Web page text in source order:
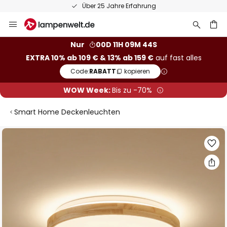
Über 25 Jahre Erfahrung
Inhalt
Nur
00D 11H 09M 44S
EXTRA 10% ab 109 € & 13% ab 159 €auf fast alles
Code:RABATT kopieren
WOW Week:Bis zu -70%
Smart Home Deckenleuchten
Zum